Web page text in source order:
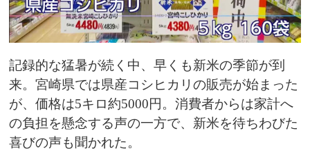
記録的な猛暑が続く中、早くも新米の季節が到
来。宮崎県では県産コシヒカリの販売が始まった
が、価格は5キロ約5000円。消費者からは家計へ
の負担を懸念する声の一方で、新米を待ちわびた
喜びの声も聞かれた。